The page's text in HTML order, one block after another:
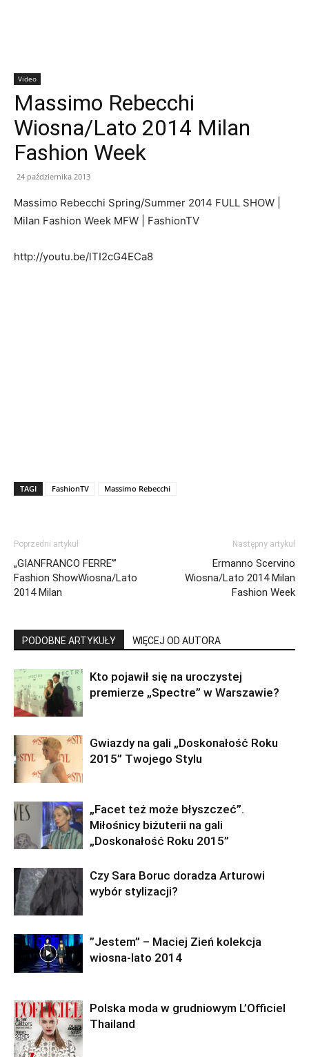
Video
Massimo Rebecchi
Wiosna/Lato 2014 Milan
Fashion Week
24 października 2013
Massimo Rebecchi Spring/Summer 2014 FULL SHOW |
Milan Fashion Week MFW | FashionTV
http://youtu.be/lTI2cG4ECa8
TAGI FashionTV Massimo Rebecchi
Poprzedni artykuł
„GIANFRANCO FERRE'”
Fashion ShowWiosna/Lato
2014 Milan
Następny artykuł
Ermanno Scervino
Wiosna/Lato 2014 Milan
Fashion Week
PODOBNE ARTYKUŁY WIĘCEJ OD AUTORA
Kto pojawił się na uroczystej
premierze „Spectre” w Warszawie?
Gwiazdy na gali „Doskonałość Roku
2015” Twojego Stylu
„Facet też może błyszczeć”.
Miłośnicy biżuterii na gali
„Doskonałość Roku 2015”
Czy Sara Boruc doradza Arturowi
wybór stylizacji?
”Jestem” – Maciej Zień kolekcja
wiosna-lato 2014
Polska moda w grudniowym L’Officiel
Thailand